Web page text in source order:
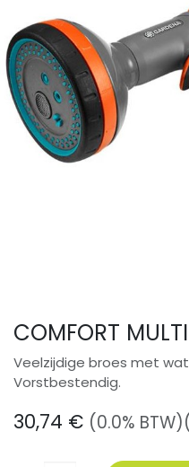
COMFORT
Veelzijdige broes met
Vorstbestendig.
30,74 € (0.0% BTW)